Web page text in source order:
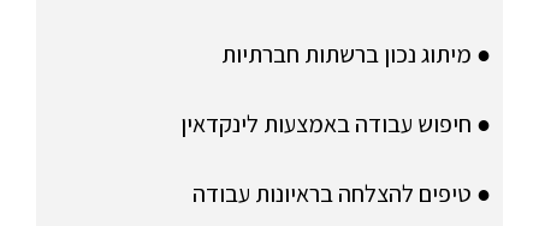
● מיתוג נכון ברשתות חברתיות
● חיפוש עבודה באמצעות לינקדאין
● טיפים להצלחה בראיונות עבודה